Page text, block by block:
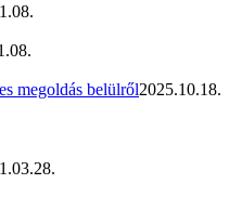
megoldás belülről2025.10.18.